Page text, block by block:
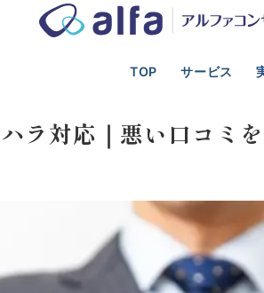
TOP サービス
の事業計画、新規事業、資金調達、M&A支援
ラ対応｜悪い口コミ